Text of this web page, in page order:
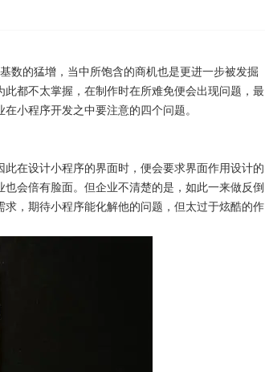
数的猛增，当中所饱含的商机也是更进一步被发掘
都不太掌握，在制作时在所难免便会出现问题，最
小程序开发之中要注意的四个问题。
在设计小程序的界面时，便会要求界面作用设计的
会倍有脸面。但企业不清楚的是，如此一来做反倒
，期待小程序能化解他的问题，但太过于炫酷的作